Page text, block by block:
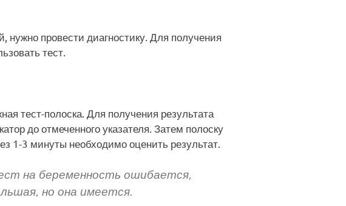
нужно провести диагностику. Для получения
тест.
тест-полоска. Для получения результата
до отмеченного указателя. Затем полоску
1-3 минуты необходимо оценить результат.
на беременность ошибается,
но она имеется.